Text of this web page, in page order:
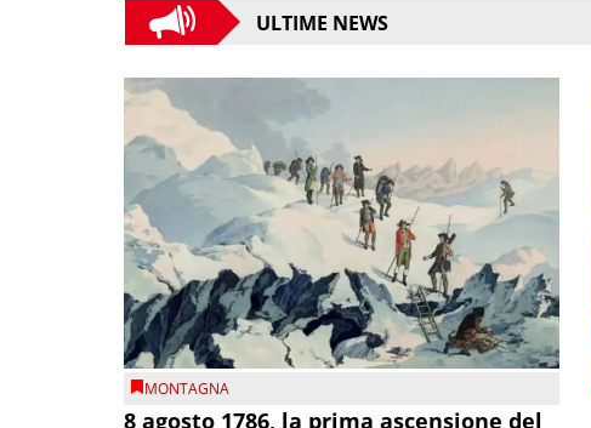
ULTIME NEWS
MONTAGNA
8 agosto 1786, la prima ascensione del